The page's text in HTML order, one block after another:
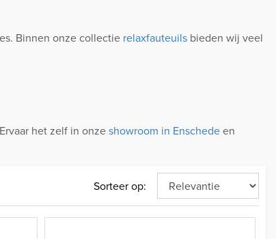
Binnen onze collectie relaxfauteuils bieden wij veel
het zelf in onzeshowroom in Enschedeen
Sorteer op: